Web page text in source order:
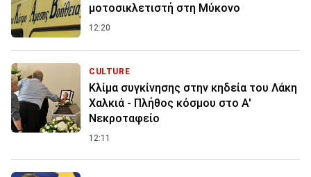
μοτοσικλετιστή στη Μύκονο
12:20
CULTURE
Κλίμα συγκίνησης στην κηδεία του Λάκη
Χαλκιά - Πλήθος κόσμου στο Α'
Νεκροταφείο
12:11